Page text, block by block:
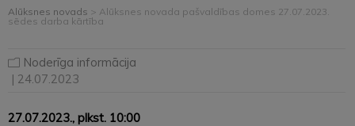
Alūksnes novads > Alūksnes novada pašvaldības domes 27.07.2023.
sēdes darba kārtība
Noderīga informācija
| 24.07.2023
27.07.2023., plkst. 10:00